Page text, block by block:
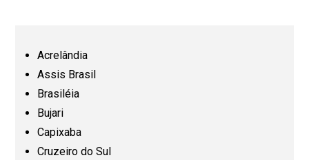
Acrelândia
Assis Brasil
Brasiléia
Bujari
Capixaba
Cruzeiro do Sul